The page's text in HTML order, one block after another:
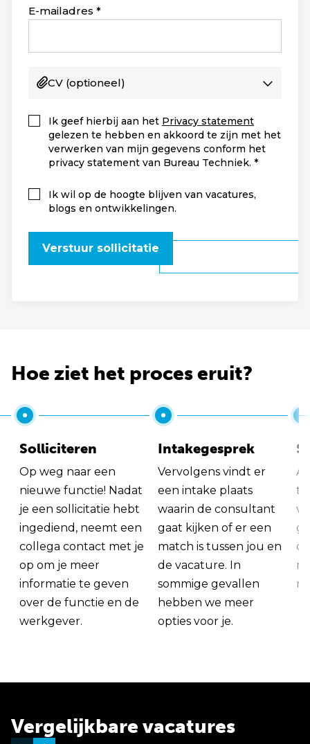
+1
E-mailadres
CV (optioneel)
Ik geef hierbij aan het Privacy statement
gelezen te hebben en akkoord te zijn met het
verwerken van mijn gegevens conform het
privacy statement van Bureau Techniek.
Ik wil op de hoogte blijven van vacatures,
blogs en ontwikkelingen.
Verstuur sollicitatie
Hoe ziet het proces eruit?
Solliciteren
Op weg naar een
nieuwe functie! Nadat
je een sollicitatie hebt
ingediend, neemt een
collega contact met je
op om je meer
informatie te geven
over de functie en de
werkgever.
Intakegesprek
Vervolgens vindt er
een intake plaats
waarin de consultant
gaat kijken of er een
match is tussen jou en
de vacature. In
sommige gevallen
hebben we meer
opties voor je.
Vergelijkbare vacatures